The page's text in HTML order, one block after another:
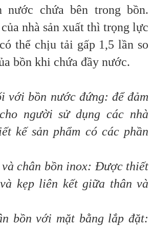
nước chứa bên trong bồn.
nhà sản xuất thì trọng lực
thể chịu tải gấp 1,5 lần so
bồn khi chứa đầy nước.
với bồn nước đứng: để đảm
người sử dụng các nhà
kế sản phẩm có các phần
chân bồn inox: Được thiết
kẹp liên kết giữa thân và
với mặt bằng lắp đặt: